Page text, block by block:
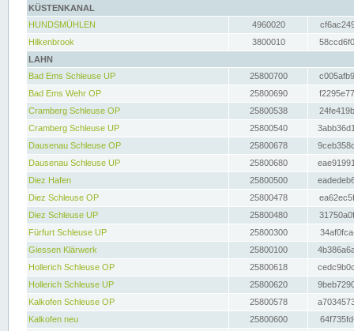
KÜSTENKANAL
HUNDSMÜHLEN
4960020
Hilkenbrook
3800010
LAHN
Bad Ems Schleuse UP
25800700
Bad Ems Wehr OP
25800690
Cramberg Schleuse OP
25800538
Cramberg Schleuse UP
25800540
Dausenau Schleuse OP
25800678
Dausenau Schleuse UP
25800680
Diez Hafen
25800500
Diez Schleuse OP
25800478
Diez Schleuse UP
25800480
Fürfurt Schleuse UP
25800300
Giessen Klärwerk
25800100
Hollerich Schleuse OP
25800618
Hollerich Schleuse UP
25800620
Kalkofen Schleuse OP
25800578
Kalkofen neu
25800600